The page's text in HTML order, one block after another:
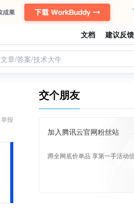
文档 建议反馈
文章/答案/技术大牛
举报
交个朋友
加入腾讯云官网粉丝站
蹲全网底价单品 享第一手活动